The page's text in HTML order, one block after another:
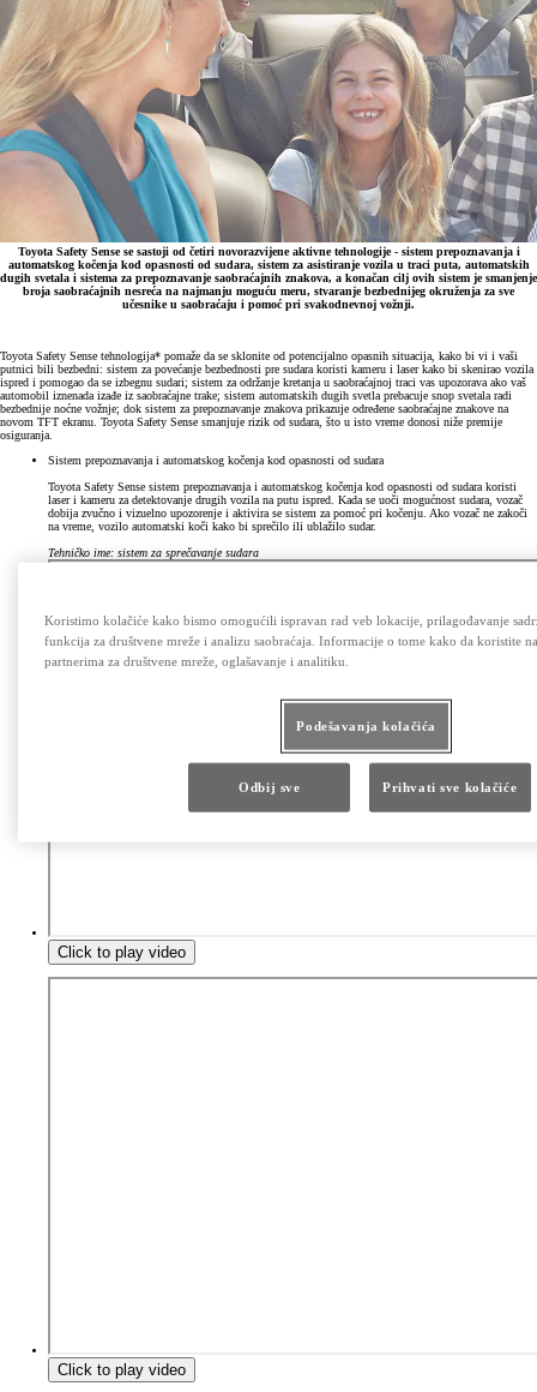
Toyota Safety Sense se sastoji od četiri novorazvijene aktivne tehnologije - sistem prepoznavanja i
automatskog kočenja kod opasnosti od sudara, sistem za asistiranje vozila u traci puta, automatskih
dugih svetala i sistema za prepoznavanje saobraćajnih znakova, a konačan cilj ovih sistem je smanjenje
broja saobraćajnih nesreća na najmanju moguću meru, stvaranje bezbednijeg okruženja za sve
učesnike u saobraćaju i pomoć pri svakodnevnoj vožnji.
Toyota Safety Sense tehnologija* pomaže da se sklonite od potencijalno opasnih situacija, kako bi vi i vaši
putnici bili bezbedni: sistem za povećanje bezbednosti pre sudara koristi kameru i laser kako bi skenirao vozila
ispred i pomogao da se izbegnu sudari; sistem za održanje kretanja u saobraćajnoj traci vas upozorava ako vaš
automobil iznenada izađe iz saobraćajne trake; sistem automatskih dugih svetla prebacuje snop svetala radi
bezbednije noćne vožnje; dok sistem za prepoznavanje znakova prikazuje određene saobraćajne znakove na
novom TFT ekranu. Toyota Safety Sense smanjuje rizik od sudara, što u isto vreme donosi niže premije
osiguranja.
Sistem prepoznavanja i automatskog kočenja kod opasnosti od sudara
Toyota Safety Sense sistem prepoznavanja i automatskog kočenja kod opasnosti od sudara koristi
laser i kameru za detektovanje drugih vozila na putu ispred. Kada se uoči mogućnost sudara, vozač
dobija zvučno i vizuelno upozorenje i aktivira se sistem za pomoć pri kočenju. Ako vozač ne zakoči
na vreme, vozilo automatski koči kako bi sprečilo ili ublažilo sudar.
Tehničko ime: sistem za sprečavanje sudara
Click to play video
Click to play video
Koristimo kolačiće kako bismo omogućili ispravan rad veb lokacije, prilagođavanje
funkcija za društvene mreže i analizu saobraćaja. Informacije o tome kako da koristite
partnerima za društvene mreže, oglašavanje i analitiku.
Podešavanja kolačića
Odbij sve Prihvati sve kolačiće